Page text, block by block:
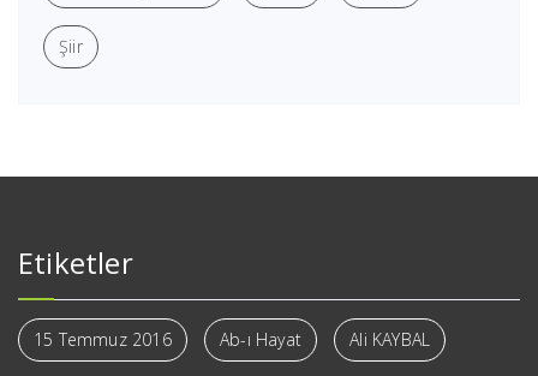
Şiir
Etiketler
15 Temmuz 2016 Ab-ı Hayat Ali KAYBAL